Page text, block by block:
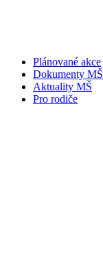
Plánované akce
Dokumenty MŠ
Aktuality MŠ
Pro rodiče